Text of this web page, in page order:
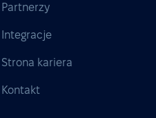
Partnerzy
Integracje
Strona kariera
Kontakt